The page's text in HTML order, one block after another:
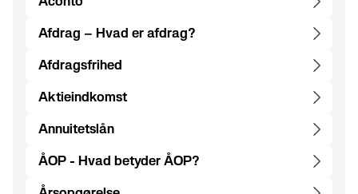
Afdrag – Hvad er afdrag?
Afdragsfrihed
Aktieindkomst
Annuitetslån
ÅOP - Hvad betyder ÅOP?